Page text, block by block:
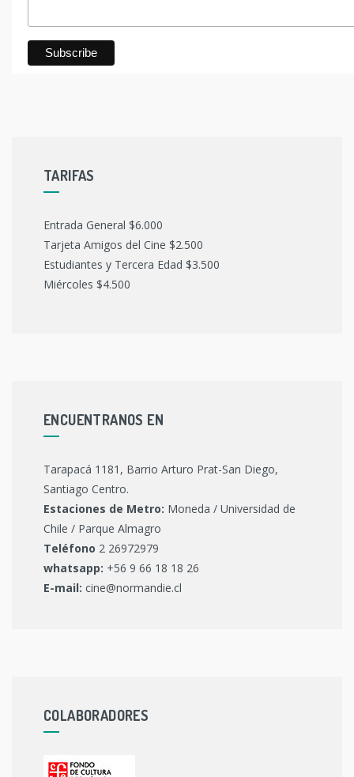
TARIFAS
Entrada General $6.000
Tarjeta Amigos del Cine $2.500
Estudiantes y Tercera Edad $3.500
Miércoles $4.500
ENCUENTRANOS EN
Tarapacá 1181, Barrio Arturo Prat-San Diego,
Santiago Centro.
Estaciones de Metro: Moneda / Universidad de
Chile / Parque Almagro
Teléfono 2 26972979
whatsapp: +56 9 66 18 18 26
E-mail: cine@normandie.cl
COLABORADORES